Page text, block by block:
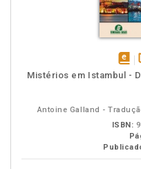
Mistérios em Istambul -
Antoine Galland -
ISBN: